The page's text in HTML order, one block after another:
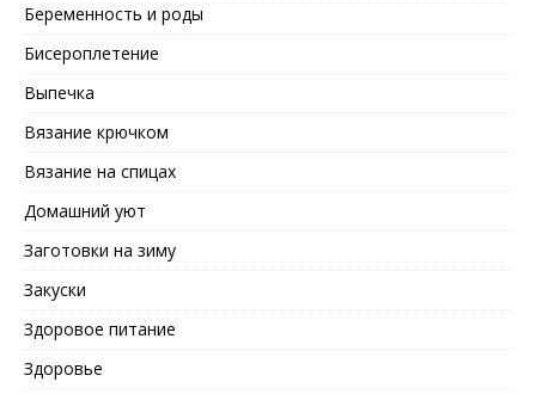
Беременность и роды
Бисероплетение
Выпечка
Вязание крючком
Вязание на спицах
Домашний уют
Заготовки на зиму
Закуски
Здоровое питание
Здоровье